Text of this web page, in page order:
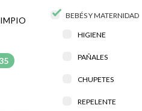
BEBÉS Y MATERNIDAD
HIGIENE
PAÑALES
CHUPETES
REPELENTE